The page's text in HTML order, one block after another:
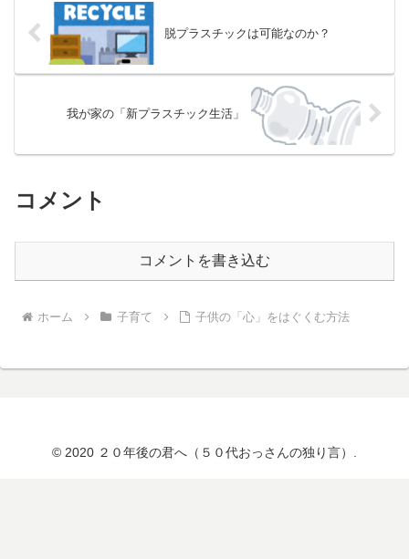
脱プラスチックは可能なのか？
我が家の「新プラスチック生活」
コメント
コメントを書き込む
ホーム 子育て 子供の「心」をはぐくむ方法
© 2020 ２０年後の君へ（５０代おっさんの独り言）.